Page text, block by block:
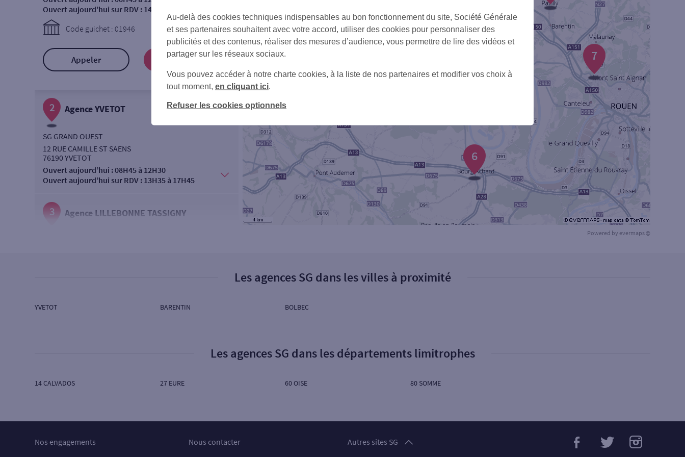
7
6
3
1
Ouvert aujourd’hui sur RDV : 14H00 à 18H00
Code guichet : 01946
Appeler Prendre RDV
2 Agence YVETOT
SG GRAND OUEST
12 RUE CAMILLE ST SAENS
76190 YVETOT
Ouvert aujourd’hui :08H45 à 12H30
Ouvert aujourd’hui sur RDV : 13H35 à 17H45
3 Agence LILLEBONNE TASSIGNY
Ouvert aujourd’hui sur RDV :
13H35 à 17H45
5 Agence BOLBEC
SG GRAND OUEST
Powered by evermaps ©
Les agences SG dans les villes à proximité
YVETOT BARENTIN BOLBEC
Les agences SG dans les départements limitrophes
14 CALVADOS 27 EURE 60 OISE 80 SOMME
Nos engagements Nous contacter Autres sites SG
Au-delà des cookies techniques indispensables au bon fonctionnement du site, Société Générale
et ses partenaires souhaitent avec votre accord, utiliser des cookies pour personnaliser des
publicités et des contenus, réaliser des mesures d’audience, vous permettre de lire des vidéos et
partager sur les réseaux sociaux.
Vous pouvez accéder à notre charte cookies, à la liste de nos partenaires et modifier vos choix à
tout moment, en cliquant ici.
Refuser les cookies optionnels